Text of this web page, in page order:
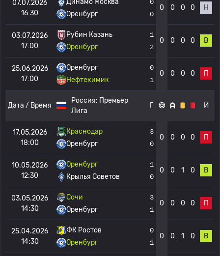
07.07.2026
16:30
Динамо Москва
Оренбург
0
0 0 0 0 Н
03.07.2026
17:00
Рубин Казань
Оренбург
1
2
0 0 0 0 В
25.06.2026
17:00
Оренбург
Нефтехимик
0
1
0 0 0 0 П
Дата / Время
Россия: Премьер
Лига
Г И
17.05.2026
18:00
Краснодар
Оренбург
3
0
0 0 0 0 П
10.05.2026
12:30
Оренбург
Крылья Советов
1
0
0 0 1 0 В
03.05.2026
14:30
Сочи
Оренбург
3
1
0 0 0 0 П
25.04.2026
14:30
ФК Ростов
Оренбург
0
1
0 0 1 0 В